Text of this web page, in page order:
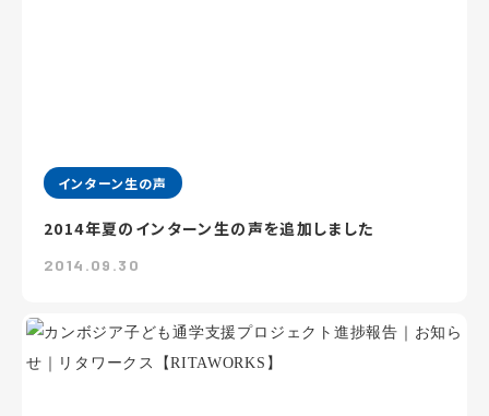
インターン生の声
2014年夏のインターン生の声を追加しました
2014.09.30